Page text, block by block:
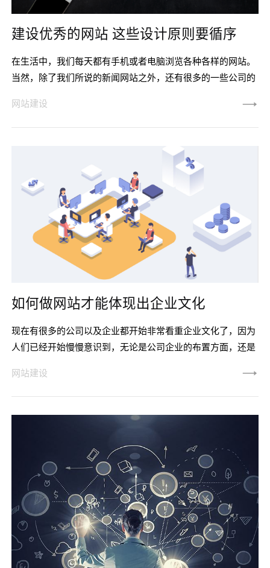
建设优秀的网站 这些设计原则要循序
在生活中，我们每天都有手机或者电脑浏览各种各样的网站。
当然，除了我们所说的新闻网站之外，还有很多的一些公司的
呢？下面我们就来介绍一下。一、强调它的使用性网站设计出
来就是供人们浏览的，特别是现在随着各行各业的竞争压力越
过网站的推广，他们可以将自己公司的品牌，一些产品推广到
全世界各地，这样公司的
网站建设
如何做网站才能体现出企业文化
现在有很多的公司以及企业都开始非常看重企业文化了，因为
人们已经开始慢慢意识到，无论是公司企业的布置方面，还是
事业以及对于客户他们的文化体现出来。所以在进行网站设计
的时候就要跟着一起来做一些改变出来。那些比较大型的公司
网站建设